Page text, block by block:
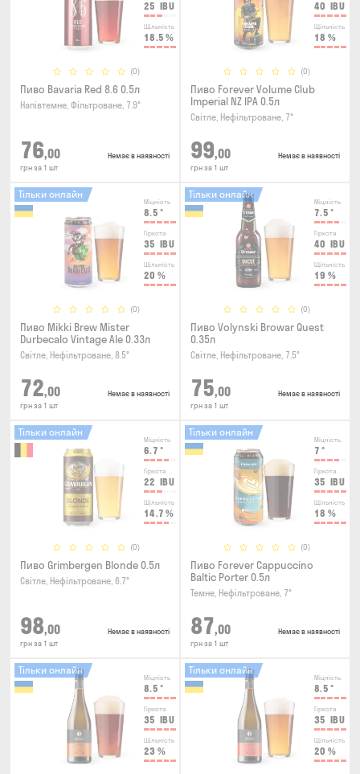
25 IBU
Щільність
18.5 %
(0)
Пиво Bavaria Red 8.6 0.5л
Напівтемне, Фільтроване, 7.9°
76,00
грн за 1 шт
Немає в наявності
40 IBU
Щільність
18 %
(0)
Пиво Forever Volume Club
Imperial NZ IPA 0.5л
Світле, Нефільтроване, 7°
99,00
грн за 1 шт
Немає в наявності
Міцність
8.5 °
Гіркота
35 IBU
Щільність
20 %
(0)
Тільки онлайн
Пиво Mikki Brew Mister
Durbecalo Vintage Ale 0.33л
Світле, Нефільтроване, 8.5°
72,00
грн за 1 шт
Немає в наявності
Міцність
7.5 °
Гіркота
40 IBU
Щільність
19 %
(0)
Тільки онлайн
Пиво Volynski Browar Quest
0.35л
Світле, Нефільтроване, 7.5°
75,00
грн за 1 шт
Немає в наявності
Міцність
6.7 °
Гіркота
22 IBU
Щільність
14.7 %
(0)
Тільки онлайн
Пиво Grimbergen Blonde 0.5л
Світле, Нефільтроване, 6.7°
98,00
грн за 1 шт
Немає в наявності
Міцність
7 °
Гіркота
35 IBU
Щільність
18 %
(0)
Тільки онлайн
Пиво Forever Cappuccino
Baltic Porter 0.5л
Темне, Нефільтроване, 7°
87,00
грн за 1 шт
Немає в наявності
Міцність
8.5 °
Гіркота
35 IBU
Щільність
23 %
Тільки онлайн
Міцність
8.5 °
Гіркота
35 IBU
Щільність
20 %
Тільки онлайн